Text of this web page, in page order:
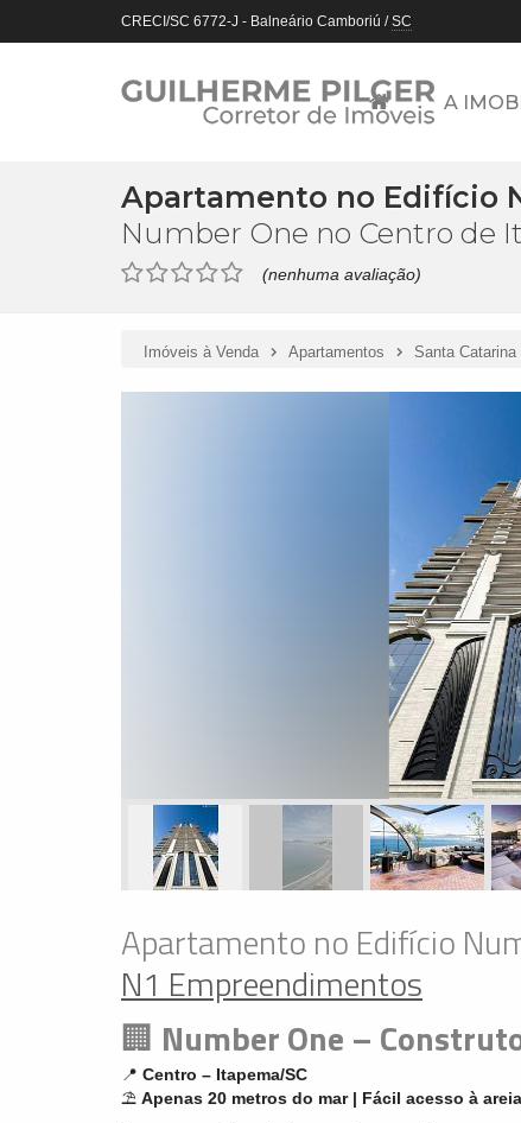
CRECI/SC 6772-J - Balneário Camboriú /SC
A
Apartamento no Edifício
Number One no Centro de
(nenhuma avaliação)
Imóveis à Venda Apartamentos Santa Catarina
Apartamento no Edifício
N1 Empreendimentos
🏢 Number One –
📍 Centro – Itapema/SC
⛱️ Apenas 20 metros do mar | Fácil acesso à areia